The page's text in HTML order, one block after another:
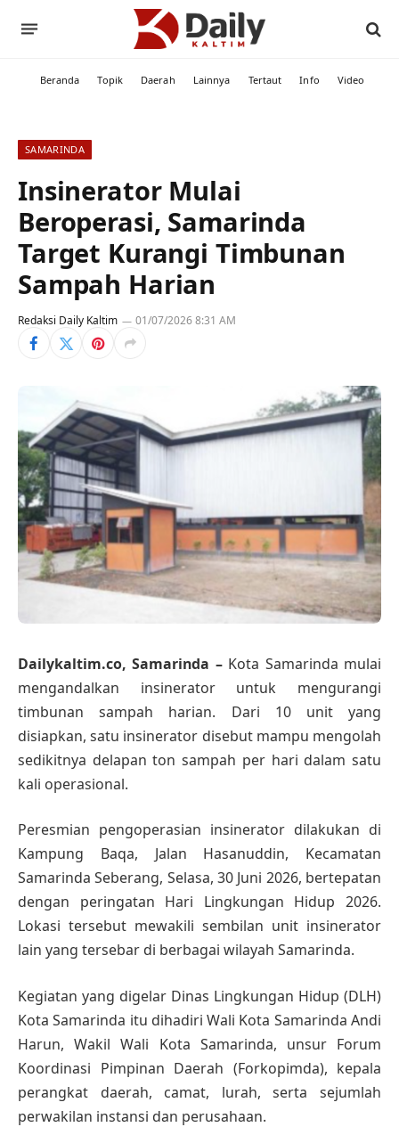
Beranda Topik Daerah Lainnya Tertaut Info Video
SAMARINDA
Insinerator Mulai
Beroperasi, Samarinda
Target Kurangi Timbunan
Sampah Harian
Redaksi Daily Kaltim 01/07/2026 8:31 AM
Dailykaltim.co, Samarinda – Kota Samarinda mulai
mengandalkan insinerator untuk mengurangi
timbunan sampah harian. Dari 10 unit yang
disiapkan, satu insinerator disebut mampu mengolah
sedikitnya delapan ton sampah per hari dalam satu
kali operasional.
Peresmian pengoperasian insinerator dilakukan di
Kampung Baqa, Jalan Hasanuddin, Kecamatan
Samarinda Seberang, Selasa, 30 Juni 2026, bertepatan
dengan peringatan Hari Lingkungan Hidup 2026.
Lokasi tersebut mewakili sembilan unit insinerator
lain yang tersebar di berbagai wilayah Samarinda.
Kegiatan yang digelar Dinas Lingkungan Hidup (DLH)
Kota Samarinda itu dihadiri Wali Kota Samarinda Andi
Harun, Wakil Wali Kota Samarinda, unsur Forum
Koordinasi Pimpinan Daerah (Forkopimda), kepala
perangkat daerah, camat, lurah, serta sejumlah
perwakilan instansi dan perusahaan.